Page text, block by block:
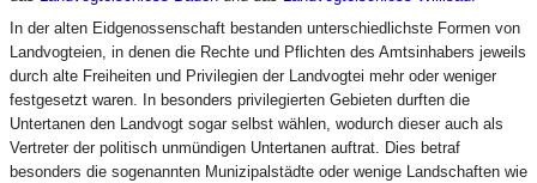
In der alten Eidgenossenschaft bestanden unterschiedlichste Formen von
Landvogteien, in denen die Rechte und Pflichten des Amtsinhabers jeweils
durch alte Freiheiten und Privilegien der Landvogtei mehr oder weniger
festgesetzt waren. In besonders privilegierten Gebieten durften die
Untertanen den Landvogt sogar selbst wählen, wodurch dieser auch als
Vertreter der politisch unmündigen Untertanen auftrat. Dies betraf
besonders die sogenannten Munizipalstädte oder wenige Landschaften wie